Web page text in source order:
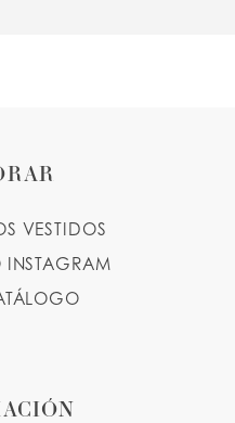
VESTIDOS
INSTAGRAM